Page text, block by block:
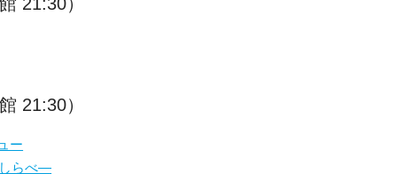
21:30）
ー
らべ―